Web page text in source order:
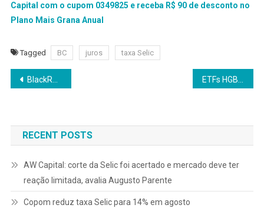
Capital com o cupom 0349825 e receba R$ 90 de desconto no
Plano Mais Grana Anual
Tagged BC juros taxa Selic
Navegação
Post
BlackRock e B3 expandem listagem de ETFs globais ETFs HGBR11 e HYBR11 investem em renda fixa dos EUA
RECENT POSTS
AW Capital: corte da Selic foi acertado e mercado deve ter
reação limitada, avalia Augusto Parente
Copom reduz taxa Selic para 14% em agosto